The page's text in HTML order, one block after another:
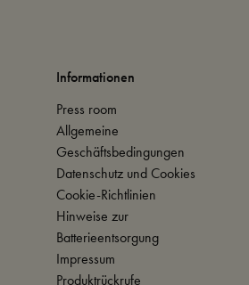
Informationen
Press room
Allgemeine
Geschäftsbedingungen
Datenschutz und Cookies
Cookie-Richtlinien
Hinweise zur
Batterieentsorgung
Impressum
Produktrückrufe